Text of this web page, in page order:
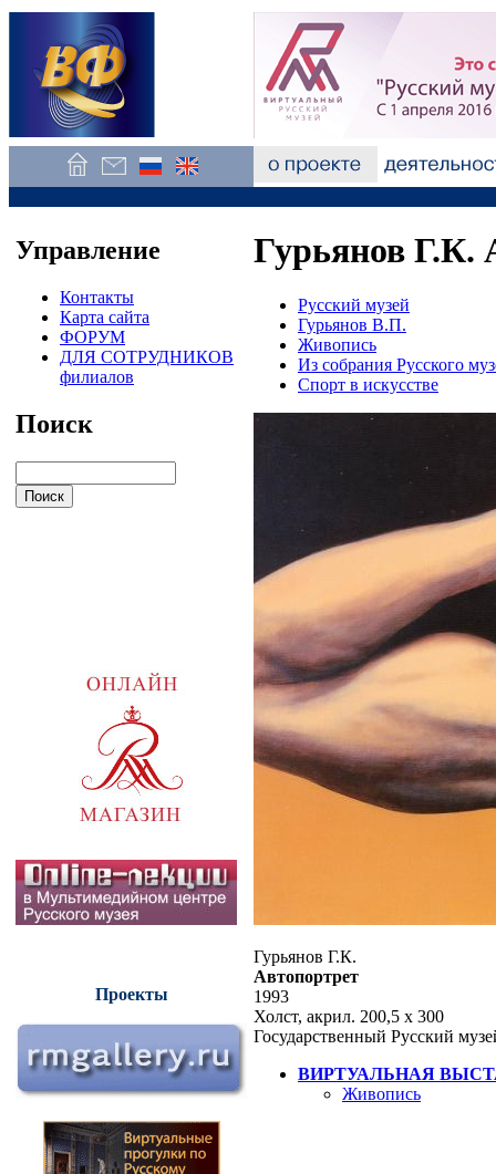
Управление
Контакты
Карта сайта
ФОРУМ
ДЛЯ СОТРУДНИКОВ
филиалов
Поиск
Проекты
Гурьянов Г.К.
Русский музей
Гурьянов В.П.
Живопись
Из собрания Русского
Спорт в искусстве
Гурьянов Г.К.
Автопортрет
1993
Холст, акрил. 200,5 х 300
Государственный Русский
ВИРТУАЛЬНАЯ
Живопись